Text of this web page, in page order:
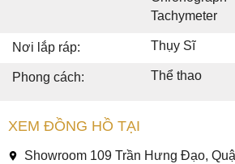
Tachymeter
Nơi lắp ráp: Thụy Sĩ
Phong cách: Thể thao
XEM ĐỒNG HỒ TẠI
Showroom 109 Trần Hưng Đạo,